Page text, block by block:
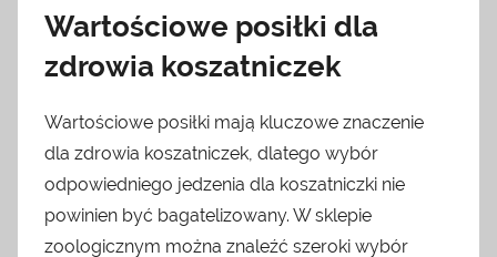
Wartościowe posiłki dla
zdrowia koszatniczek
Wartościowe posiłki mają kluczowe znaczenie
dla zdrowia koszatniczek, dlatego wybór
odpowiedniego jedzenia dla koszatniczki nie
powinien być bagatelizowany. W sklepie
zoologicznym można znaleźć szeroki wybór